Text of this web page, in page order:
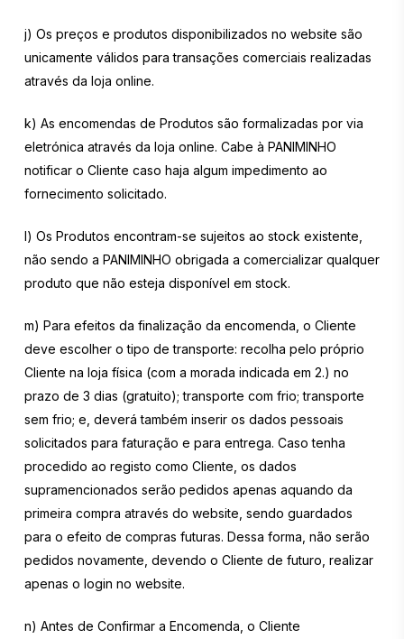
j) Os preços e produtos disponibilizados no website são
unicamente válidos para transações comerciais realizadas
através da loja online.
k) As encomendas de Produtos são formalizadas por via
eletrónica através da loja online. Cabe à PANIMINHO
notificar o Cliente caso haja algum impedimento ao
fornecimento solicitado.
l) Os Produtos encontram-se sujeitos ao stock existente,
não sendo a PANIMINHO obrigada a comercializar qualquer
produto que não esteja disponível em stock.
m) Para efeitos da finalização da encomenda, o Cliente
deve escolher o tipo de transporte: recolha pelo próprio
Cliente na loja física (com a morada indicada em 2.) no
prazo de 3 dias (gratuito); transporte com frio; transporte
sem frio; e, deverá também inserir os dados pessoais
solicitados para faturação e para entrega. Caso tenha
procedido ao registo como Cliente, os dados
supramencionados serão pedidos apenas aquando da
primeira compra através do website, sendo guardados
para o efeito de compras futuras. Dessa forma, não serão
pedidos novamente, devendo o Cliente de futuro, realizar
apenas o login no website.
n) Antes de Confirmar a Encomenda, o Cliente